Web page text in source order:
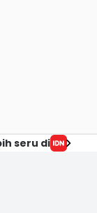
seru di